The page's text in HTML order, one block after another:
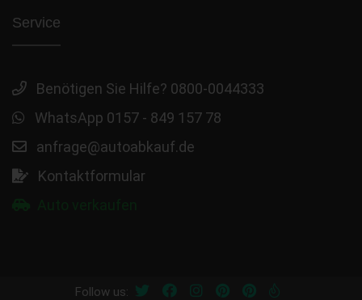
Service
Benötigen Sie Hilfe? 0800-0044333
WhatsApp 0157 - 849 157 78
anfrage@autoabkauf.de
Kontaktformular
Follow us: